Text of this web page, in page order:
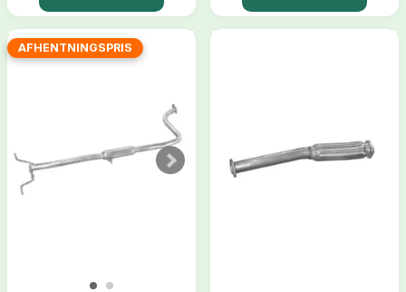
AFHENTNINGSPRIS